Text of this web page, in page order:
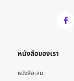
หนังสือของเรา
หนังสือเล่ม